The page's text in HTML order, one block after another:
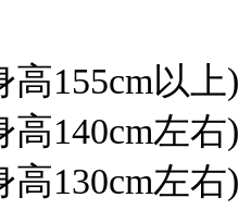
155cm以上)
140cm左右)
130cm左右)